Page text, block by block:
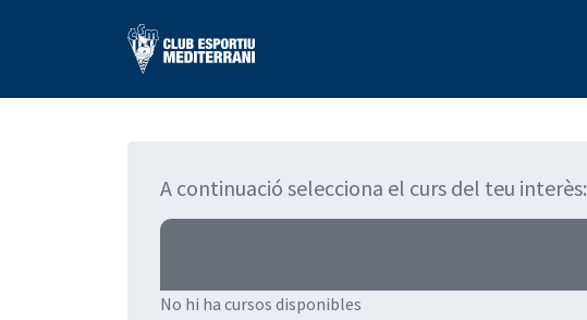
A continuació selecciona el curs del teu interès:
No hi ha cursos disponibles